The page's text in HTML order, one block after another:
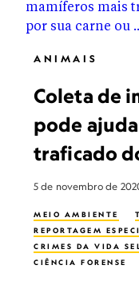
ANIMAIS
Coleta de
pode
traficado
5 de novembro de
MEIO AMBIENTE
REPORTAGEM
CRIMES DA VIDA
CIÊNCIA FORENSE